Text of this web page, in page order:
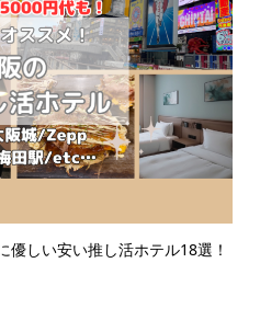
優しい安い推し活ホテル18選！